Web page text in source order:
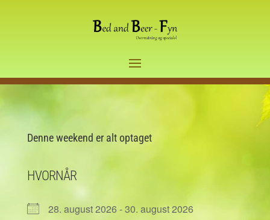
Denne weekend er alt optaget
HVORNÅR
28. august 2026 - 30. august 2026